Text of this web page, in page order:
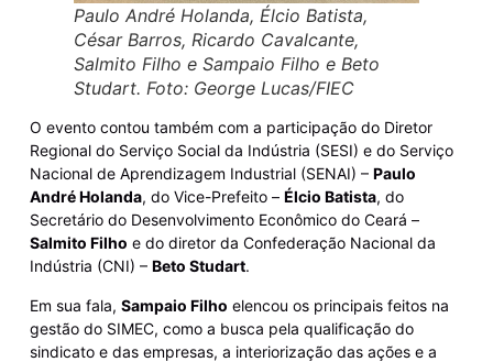
Paulo André Holanda, Élcio Batista,
César Barros, Ricardo Cavalcante,
Salmito Filho e Sampaio Filho e Beto
Studart. Foto: George Lucas/FIEC
O evento contou também com a participação do Diretor
Regional do Serviço Social da Indústria (SESI) e do Serviço
Nacional de Aprendizagem Industrial (SENAI) – Paulo
André Holanda, do Vice-Prefeito – Élcio Batista, do
Secretário do Desenvolvimento Econômico do Ceará –
Salmito Filho e do diretor da Confederação Nacional da
Indústria (CNI) – Beto Studart.
Em sua fala, Sampaio Filho elencou os principais feitos na
gestão do SIMEC, como a busca pela qualificação do
sindicato e das empresas, a interiorização das ações e a